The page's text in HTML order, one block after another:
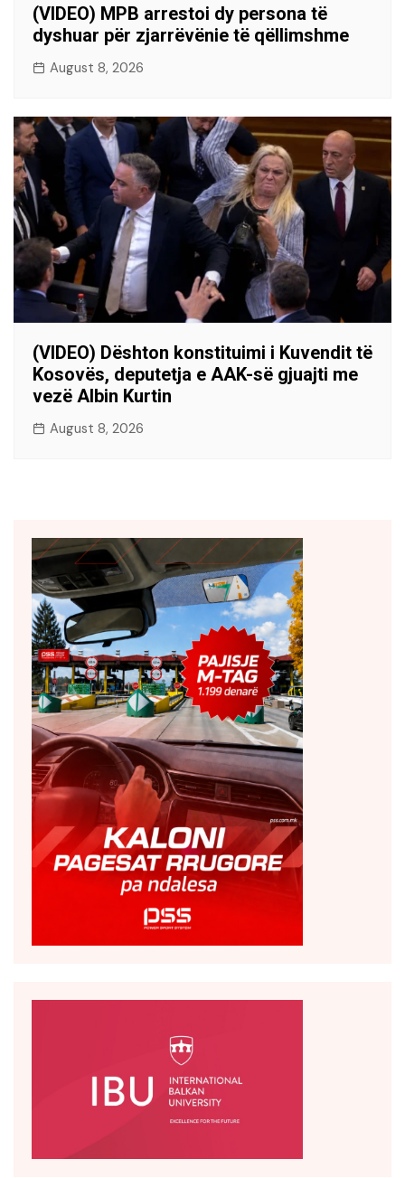
(VIDEO) MPB arrestoi dy persona të
dyshuar për zjarrëvënie të qëllimshme
August 8, 2026
(VIDEO) Dështon konstituimi i Kuvendit të
Kosovës, deputetja e AAK-së gjuajti me
vezë Albin Kurtin
August 8, 2026